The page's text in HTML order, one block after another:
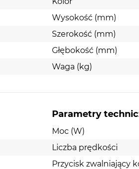
zakresowi prędkości z pięcioma
mieszać dowolny przepis do
białek jaj z maksymalną
turbo daje ci dodatkową
Wysokość (mm)
Szerokość (mm)
Głębokość (mm)
Waga (kg)
Parametry
Moc (W)
Liczba prędkości
Przycisk zwalniający